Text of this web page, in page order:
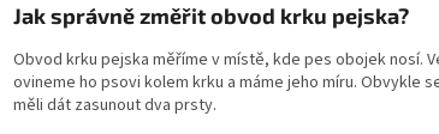
Jak správně změřit obvod krku pejska?
Obvod krku pejska měříme v místě, kde pes obojek nosí.
ovineme ho psovi kolem krku a máme jeho míru. Obvykle
měli dát zasunout dva prsty.